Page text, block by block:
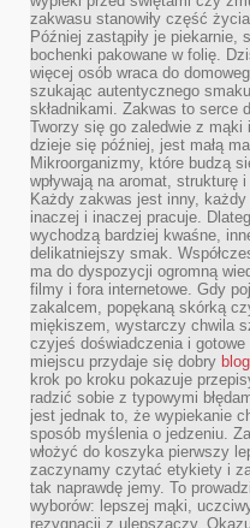
zakwasu stanowiły część
Później zastąpiły je piekarnie,
bochenki pakowane w folię.
więcej osób wraca do
szukając autentycznego
składnikami. Zakwas to serce
Tworzy się go zaledwie z mąki
dzieje się później, jest małą
Mikroorganizmy, które budzą
wpływają na aromat, strukturę
Każdy zakwas jest inny,
inaczej i inaczej pracuje.
wychodzą bardziej kwaśne,
delikatniejszy smak.
ma do dyspozycji ogromną
filmy i fora internetowe. Gdy
zakalcem, popękaną skórką
miękiszem, wystarczy chwila
czyjeś doświadczenia i
miejscu przydaje się dobry
krok po kroku pokazuje
radzić sobie z typowymi
jest jednak to, że wypiekanie
sposób myślenia o jedzeniu.
włożyć do koszyka pierwszy
zaczynamy czytać etykiety i
tak naprawdę jemy. To
wyborów: lepszej mąki,
rezygnacji z ulepszaczy.